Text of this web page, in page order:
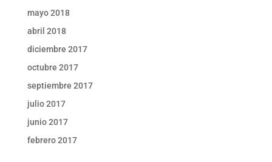
mayo 2018
abril 2018
diciembre 2017
octubre 2017
septiembre 2017
julio 2017
junio 2017
febrero 2017